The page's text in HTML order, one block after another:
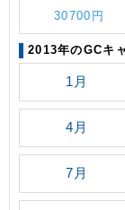
30700円
2013年のGCキ
1月
4月
7月